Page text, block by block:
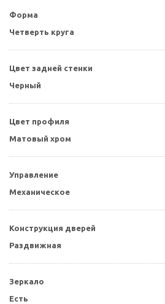
Форма
Четверть круга
Цвет задней стенки
Черный
Цвет профиля
Матовый хром
Управление
Механическое
Конструкция дверей
Раздвижная
Зеркало
Есть